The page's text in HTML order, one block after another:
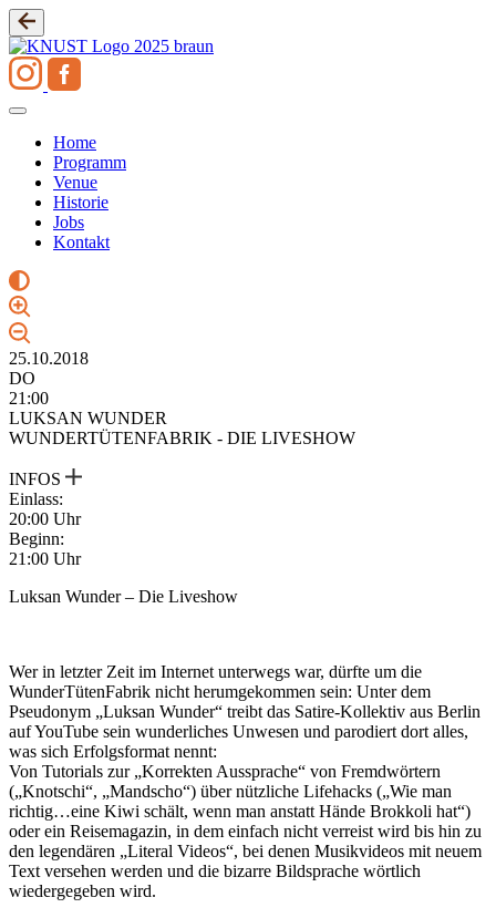
Zum
Inhalt
springen
Home
Programm
Venue
Historie
Jobs
Kontakt
25.10.2018
DO
21:00
LUKSAN WUNDER
WUNDERTÜTENFABRIK - DIE LIVESHOW
INFOS
Einlass:
20:00 Uhr
Beginn:
21:00 Uhr
Luksan Wunder – Die Liveshow
Wer in letzter Zeit im Internet unterwegs war, dürfte um die
WunderTütenFabrik nicht herumgekommen sein: Unter dem
Pseudonym „Luksan Wunder“ treibt das Satire-Kollektiv aus Berlin
auf YouTube sein wunderliches Unwesen und parodiert dort alles,
was sich Erfolgsformat nennt:
Von Tutorials zur „Korrekten Aussprache“ von Fremdwörtern
(„Knotschi“, „Mandscho“) über nützliche Lifehacks („Wie man
richtig…eine Kiwi schält, wenn man anstatt Hände Brokkoli hat“)
oder ein Reisemagazin, in dem einfach nicht verreist wird bis hin zu
den legendären „Literal Videos“, bei denen Musikvideos mit neuem
Text versehen werden und die bizarre Bildsprache wörtlich
wiedergegeben wird.